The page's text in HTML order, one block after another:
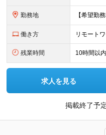
勤務地
働き方 リモート
残業時間 10時間以内
求人を見る
掲載終了予